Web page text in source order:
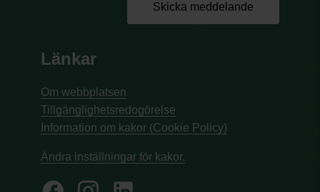
Skicka meddelande
Länkar
Om webbplatsen
Tillgänglighetsredogörelse
Information om kakor (Cookie Policy)
Ändra inställningar för kakor.